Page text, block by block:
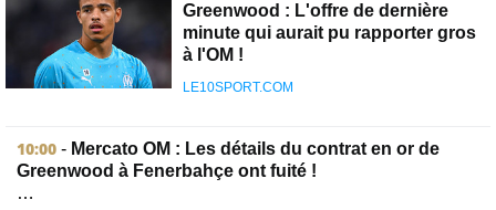
Greenwood : L'offre de dernière
minute qui aurait pu rapporter gros
à l'OM !
LE10SPORT.COM
10:00 - Mercato OM : Les détails du contrat en or de
Greenwood à Fenerbahçe ont fuité !
…